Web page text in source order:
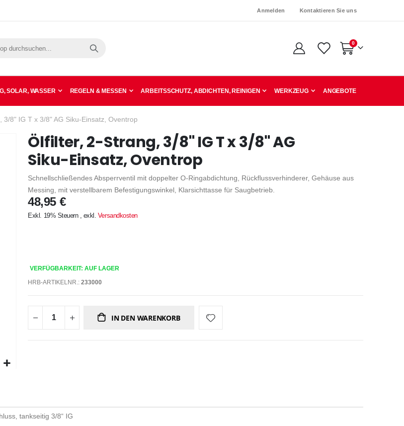
Anmelden Kontaktieren Sie uns
Warenkorb
0Artikel
SOLAR, WASSER REGELN & MESSEN ARBEITSSCHUTZ, ABDICHTEN, REINIGEN WERKZEUG ANGEBOTE
3/8" IG T x 3/8" AG Siku-Einsatz, Oventrop
Ölfilter, 2-Strang, 3/8" IG T x 3/8" AG
Siku-Einsatz, Oventrop
Schnellschließendes Absperrventil mit doppelter O-Ringabdichtung, Rückflussverhinderer, Gehäuse aus
Messing, mit verstellbarem Befestigungswinkel, Klarsichttasse für Saugbetrieb.
48,95 €
Exkl. 19% Steuern , exkl. Versandkosten
VERFÜGBARKEIT: AUF LAGER
HRB-ARTIKELNR.:233000
IN DEN WARENKORB
tankseitig 3/8“ IG